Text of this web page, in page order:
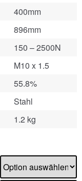
400mm
896mm
150 – 2500N
M10 x 1.5
55.8%
Stahl
1.2 kg